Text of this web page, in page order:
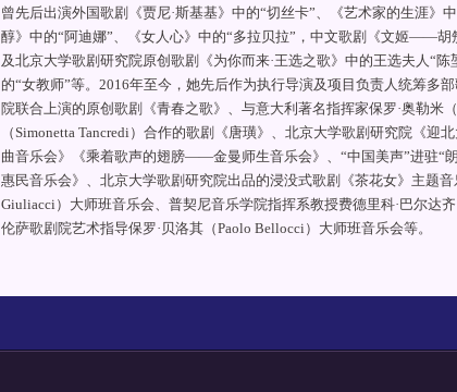
曾先后出演外国歌剧《贾尼·斯基基》中的“切丝卡”、《艺术家的生涯》
醇》中的“阿迪娜”、《女人心》中的“多拉贝拉”，中文歌剧《文姬——胡
及北京大学歌剧研究院原创歌剧《为你而来·王选之歌》中的王选夫人“
的“女教师”等。2016年至今，她先后作为执行导演及项目负责人统筹多
院联合上演的原创歌剧《青春之歌》、与意大利著名指挥家保罗·奥勒米
（Simonetta Tancredi）合作的歌剧《唐璜》、北京大学歌剧研究院《
曲音乐会》《乘着歌声的翅膀——金曼师生音乐会》、“中国美声”进驻
惠民音乐会》、北京大学歌剧研究院出品的浸没式歌剧《茶花女》主题
Giuliacci）大师班音乐会、普契尼音乐学院指挥系教授费德里科·巴尔达
伦萨歌剧院艺术指导保罗·贝洛其（Paolo Bellocci）大师班音乐会等。